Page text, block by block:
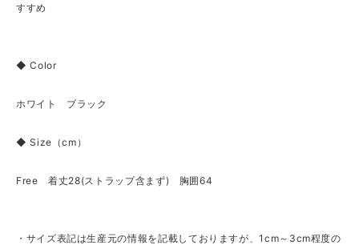
すすめ
◆ Color
ホワイト ブラック
◆ Size（cm）
Free 着丈28(ストラップ含まず) 胸囲64
・サイズ表記は生産元の情報を記載しておりますが、1cm～3cm程度の